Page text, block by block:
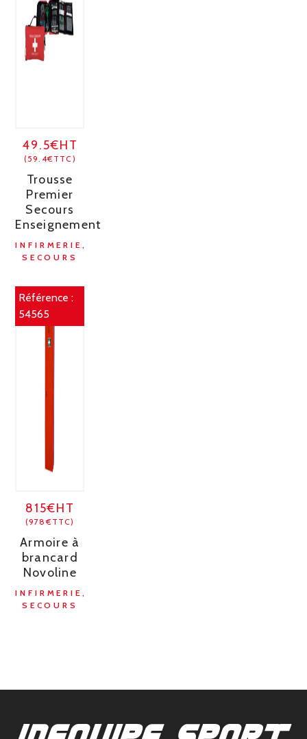
49.5€HT
(59.4€TTC)
Trousse
Premier
Secours
Enseignement
INFIRMERIE,
SECOURS
Référence :
54565
815€HT
(978€TTC)
Armoire à
brancard
Novoline
INFIRMERIE,
SECOURS